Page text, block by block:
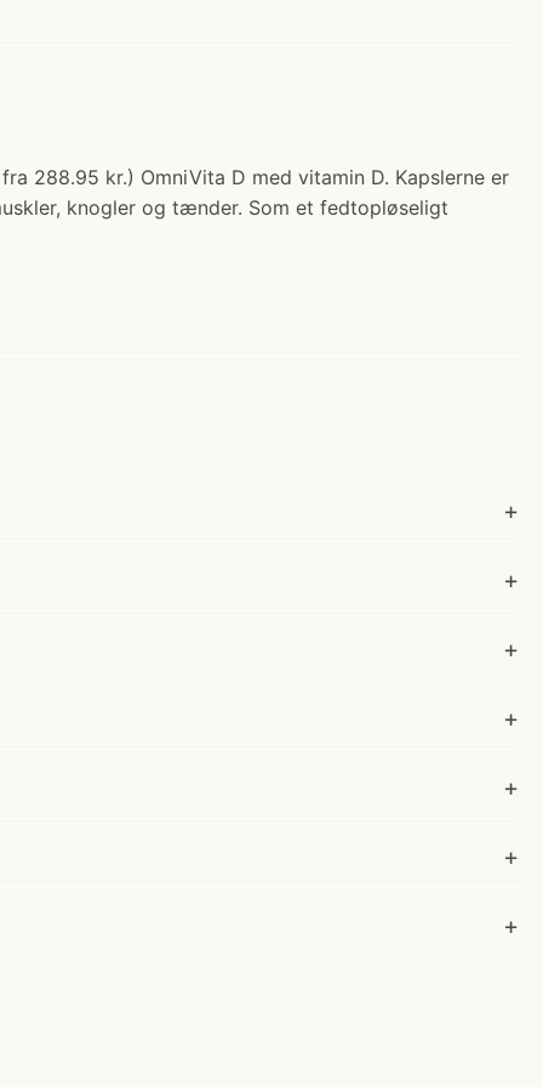
288.95 kr.) OmniVita D med vitamin D. Kapslerne er
knogler og tænder. Som et fedtopløseligt